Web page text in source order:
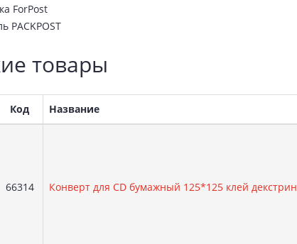
ForPost
PACKPOST
товары
Код Название
Артикул:
66314 Конверт для CD бумажный 125*125 клей декстрин